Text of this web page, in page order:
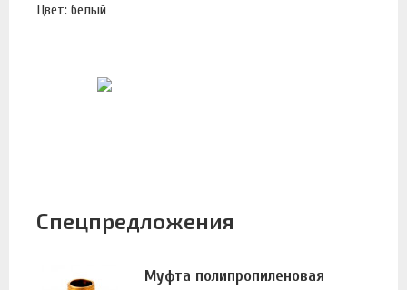
Цвет: белый
Спецпредложения
Муфта полипропиленовая